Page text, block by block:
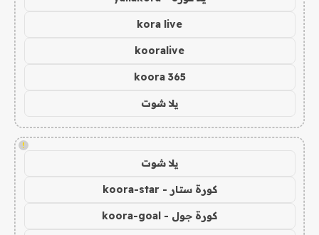
kora live
kooralive
koora 365
يلا شوت
!
يلا شوت
كورة ستار - koora-star
كورة جول - koora-goal